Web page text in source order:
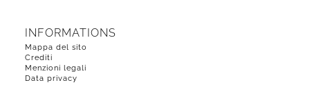
INFORMATIONS
Mappa del sito
Crediti
Menzioni legali
Data privacy